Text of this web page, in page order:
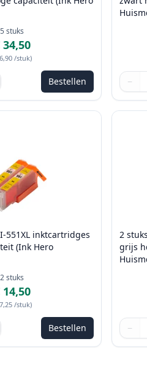
5 stuks
34,50
/stuk)
om aan te passen
Bestellen Aantal
−
Aantal
551XL inktcartridges
(Ink Hero
2stuks
14,50
/stuk)
om aan te passen
Bestellen
2
grijs
Aantal
−
Aantal